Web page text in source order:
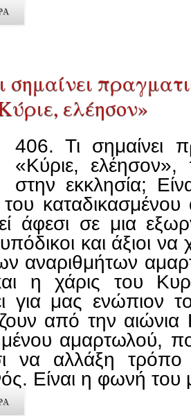
σημαίνει
ελέησον»
406. Τι σημαίνει
«Κύριε,
στην εκκλησία;
άφεσι σε μια
και άξιοι
αναριθμήτων
η χάρις του
για μας ενώπιον
από την αιώνια
αμαρτωλού,
να αλλάξη τρόπο
Είναι η φωνή